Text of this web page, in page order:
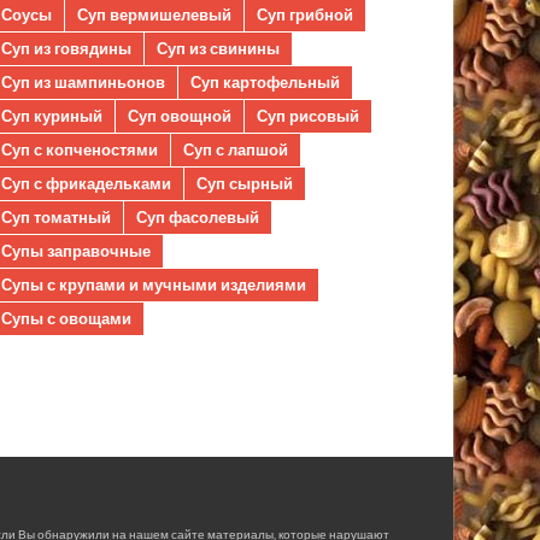
Соусы Суп вермишелевый
Суп грибной
Суп из говядины
Суп из свинины
Суп из шампиньонов
Суп картофельный
Суп куриный
Суп овощной
Суп рисовый
Суп с копченостями
Суп с лапшой
Суп с фрикадельками
Суп сырный
Суп томатный
Суп фасолевый
Супы заправочные
Супы с крупами и мучными изделиями
Супы с овощами
Вы обнаружили на нашем сайте материалы, которые нарушают